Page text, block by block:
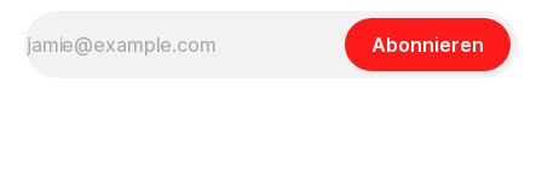
Abonnieren